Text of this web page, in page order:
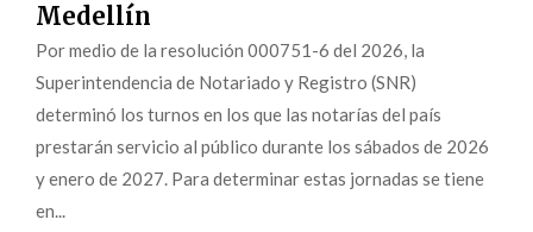
Medellín
Por medio de la resolución 000751-6 del 2026, la
Superintendencia de Notariado y Registro (SNR)
determinó los turnos en los que las notarías del país
prestarán servicio al público durante los sábados de 2026
y enero de 2027. Para determinar estas jornadas se tiene
en...